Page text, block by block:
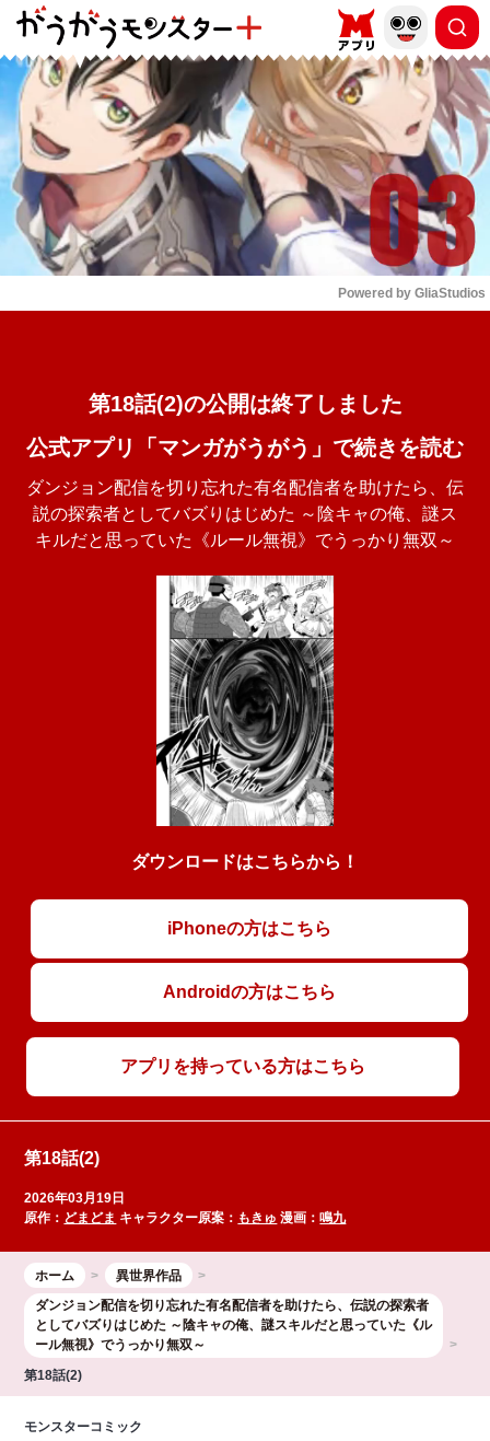
もっと読む
Powered by GliaStudios
第18話(2)の公開は終了しました
公式アプリ「マンガがうがう」で続きを読む
ダンジョン配信を切り忘れた有名配信者を助けたら、伝
説の探索者としてバズりはじめた ～陰キャの俺、謎󠄀ス
キルだと思っていた《ルール無視》でうっかり無双～
ダウンロードはこちらから！
iPhoneの方はこちら
Androidの方はこちら
アプリを持っている方はこちら
第18話(2)
2026年03月19日
原作： どまどま キャラクター原案： もきゅ 漫画：鳴九
ホーム
異世界作品
ダンジョン配信を切り忘れた有名配信者を助けたら、伝説の探索者
としてバズりはじめた ～陰キャの俺、謎󠄀スキルだと思っていた《ル
ール無視》でうっかり無双～
第18話(2)
モンスターコミック